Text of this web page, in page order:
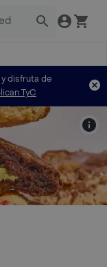
y disfruta de
TyC